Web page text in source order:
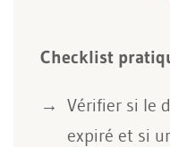
Checklist
Vérifier si le
expiré et si